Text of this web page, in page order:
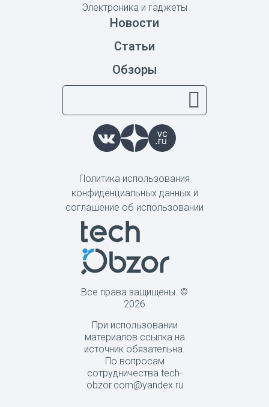
Все права защищены. ©
2026
При использовании
материалов ссылка на
источник обязательна.
По вопросам
сотрудничества tech-
obzor.com@yandex.ru
Электроника и гаджеты
Новости
Статьи
Обзоры
Политика использования
конфиденциальных данных и
соглашение об использовании